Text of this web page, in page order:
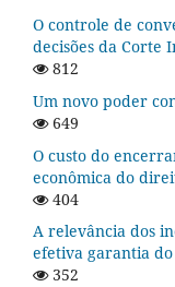
O controle de
decisões da Corte
812
Um novo poder
649
O custo do
econômica do
404
A relevância dos
efetiva garantia
352